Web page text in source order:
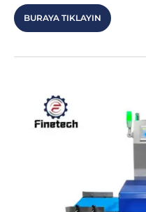
BURAYA TIKLAYIN